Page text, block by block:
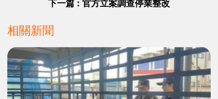
下一篇 : 官方立案調查停業整改
相關新聞